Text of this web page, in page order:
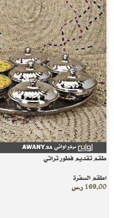
طقم تقديم فطور تراثي
اطقم السفرة
169.00 ر.س